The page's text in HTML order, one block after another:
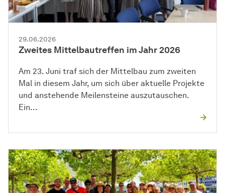
29.06.2026
Zweites Mittelbautreffen im Jahr 2026
Am 23. Juni traf sich der Mittelbau zum zweiten
Mal in diesem Jahr, um sich über aktuelle Projekte
und anstehende Meilensteine auszutauschen.
Ein…